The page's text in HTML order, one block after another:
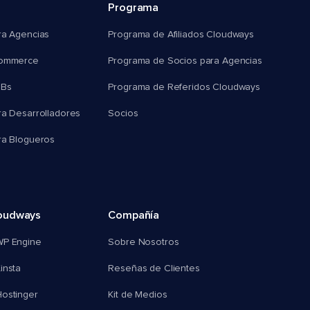
Agencias
Desarrolladores
Blogueros
Programa
Programa de Afiliados Cloudways
Programa de Socios para Agencias
Programa de Referidos Cloudways
Socios
Engine
Compañía
Sobre Nosotros
Reseñas de Clientes
Kit de Medios